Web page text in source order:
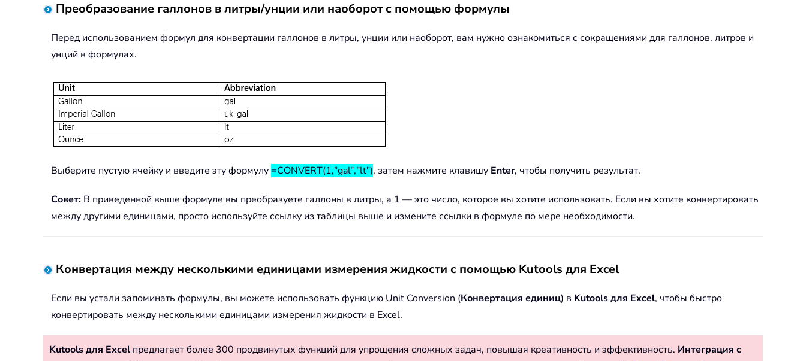
Преобразование галлонов в литры/унции или наоборот с помощью формулы
Перед использованием формул для конвертации галлонов в литры, унции или наоборот, вам нужно ознакомиться с сокращениями для галлонов, литров и
унций в формулах.
Выберите пустую ячейку и введите эту формулу =CONVERT(1,"gal","lt"), затем нажмите клавишу Enter, чтобы получить результат.
Совет: В приведенной выше формуле вы преобразуете галлоны в литры, а 1 — это число, которое вы хотите использовать. Если вы хотите конвертировать
между другими единицами, просто используйте ссылку из таблицы выше и измените ссылки в формуле по мере необходимости.
Конвертация между несколькими единицами измерения жидкости с помощью Kutools для Excel
Если вы устали запоминать формулы, вы можете использовать функцию Unit Conversion (Конвертация единиц) в Kutools для Excel, чтобы быстро
конвертировать между несколькими единицами измерения жидкости в Excel.
Kutools для Excel предлагает более 300 продвинутых функций для упрощения сложных задач, повышая креативность и эффективность. Интеграция с